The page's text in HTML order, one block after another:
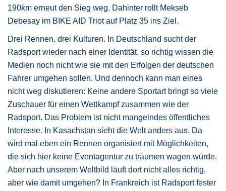
190km erneut den Sieg weg. Dahinter rollt Mekseb
Debesay im BIKE AID Triot auf Platz 35 ins Ziel.
Drei Rennen, drei Kulturen. In Deutschland sucht der
Radsport wieder nach einer Identität, so richtig wissen die
Medien noch nicht wie sie mit den Erfolgen der deutschen
Fahrer umgehen sollen. Und dennoch kann man eines
nicht weg diskutieren: Keine andere Sportart bringt so viele
Zuschauer für einen Wettkampf zusammen wie der
Radsport. Das Problem ist nicht mangelndes öffentliches
Interesse. In Kasachstan sieht die Welt anders aus. Da
wird mal eben ein Rennen organisiert mit Möglichkeiten,
die sich hier keine Eventagentur zu träumen wagen würde.
Aber nach unserem Weltbild läuft dort nicht alles richtig,
aber wie damit umgehen? In Frankreich ist Radsport fester